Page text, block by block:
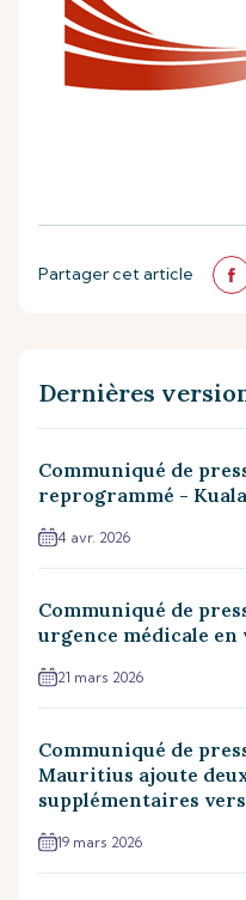
Partager cet article
Dernières
Communiqué de
reprogrammé -
4 avr. 2026
Communiqué de
urgence médicale en
21 mars 2026
Communiqué de
Mauritius ajoute
supplémentaires
19 mars 2026